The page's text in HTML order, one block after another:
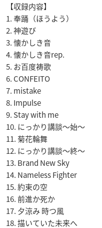
【収録内容】
1. 奉踊（ほうよう）
2. 神遊び
3. 懐かしき音
4. 懐かしき音rep.
5. お百度祷歌
6. CONFEITO
7. mistake
8. Impulse
9. Stay with me
10. にっかり講談～始～
11. 菊花輪舞
12. にっかり講談～終～
13. Brand New Sky
14. Nameless Fighter
15. 約束の空
16. 前進か死か
17. 夕涼み 時つ風
18. 描いていた未来へ